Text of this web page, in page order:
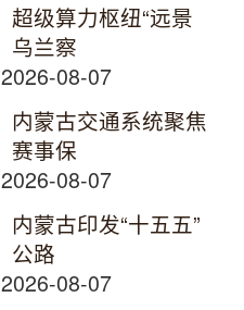
超级算力枢纽“远景
乌兰察
2026-08-07
内蒙古交通系统聚焦
赛事保
2026-08-07
内蒙古印发“十五五”
公路
2026-08-07